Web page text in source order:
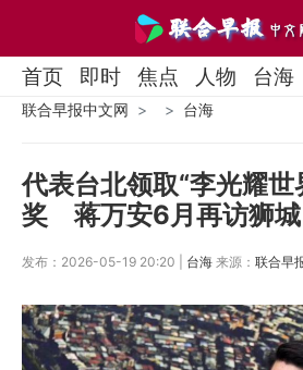
首页 即时 焦点 人物 台海
联合早报中文网 台海
代表台北领取“李光耀世
奖 蒋万安6月再访狮城
发布：2026-05-19 20:20 | 台海 来源： 联合早